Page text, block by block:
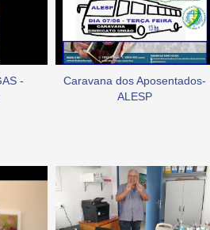
-
Caravana dos Aposentados-
ALESP